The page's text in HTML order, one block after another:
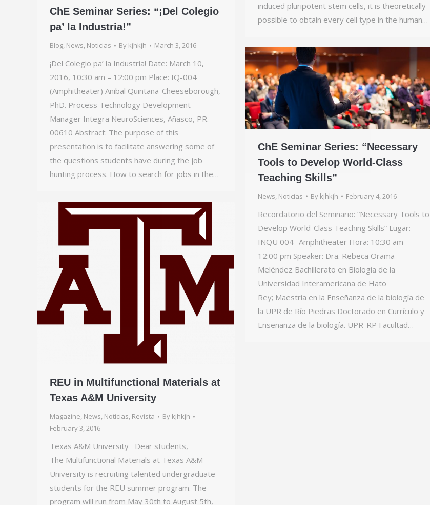
induced pluripotent stem cells, it is theoretically
possible to obtain every cell type in the human…
ChE Seminar Series: “¡Del Colegio
pa’ la Industria!”
Blog, News, Noticias By kjhkjh March 3, 2016
¡Del Colegio pa’ la Industria! Date: March 10,
2016, 10:30 am – 12:00 pm Place: IQ-004
(Amphitheater) Anibal Quintana-Cheeseborough,
PhD. Process Technology Development
Manager Integra NeuroSciences, Añasco, PR.
00610 Abstract: The purpose of this
presentation is to facilitate answering some of
the questions students have during the job
hunting process. How to search for jobs in the…
ChE Seminar Series: “Necessary
Tools to Develop World-Class
Teaching Skills”
News Noticias By kjhkjh February 4, 2016
Recordatorio del Seminario: “Necessary Tools to
Develop World-Class Teaching Skills” Lugar:
INQU 004- Amphitheater Hora: 10:30 am –
12:00 pm Speaker: Dra. Rebeca Orama
Meléndez Bachillerato en Biologia de la
Universidad Interamericana de Hato
Rey; Maestría en la Enseñanza de la biología de
la UPR de Río Piedras Doctorado en Currículo y
Enseñanza de la biología. UPR-RP Facultad…
REU in Multifunctional Materials at
Texas A&M University
Magazine, News, Noticias, Revista By kjhkjh
February 3, 2016
Texas A&M University Dear students,
The Multifunctional Materials at Texas A&M
University is recruiting talented undergraduate
students for the REU summer program. The
program will run from May 30th to August 5th,